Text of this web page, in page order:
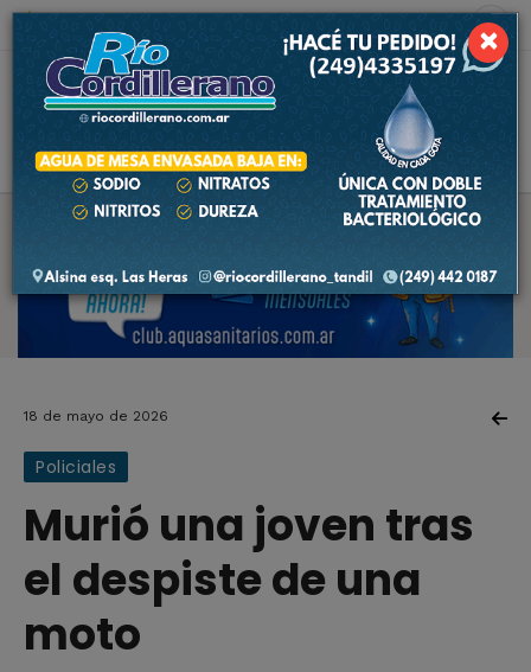
6.5 ºC
18 de mayo de 2026
Policiales
Murió una joven tras
el despiste de una
moto
×